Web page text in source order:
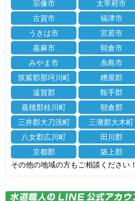
宗像市
太宰府市
古賀市
福津市
うきは市
宮若市
嘉麻市
朝倉市
みやま市
糸島市
筑紫郡那珂川町
糟屋郡
遠賀郡
鞍手郡
嘉穂郡桂川町
朝倉郡
三井郡大刀洗町
三潴郡大木町
八女郡広川町
田川郡
京都郡
築上郡
その他の地域の方もご相談ください！